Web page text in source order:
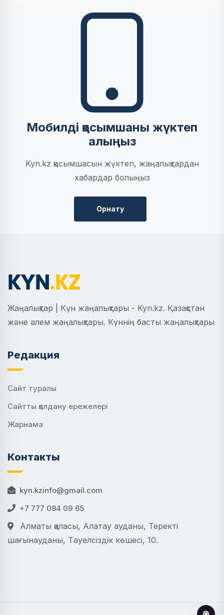
Мобилді қосымшаны жүктеп
алыңыз
Kyn.kz қосымшасын жүктеп, жаңалықтардан
хабардар болыңыз
Орнату
Жаңалықтар | Күн жаңалықтары - Kyn.kz. Қазақстан
және әлем жаңалықтары. Күннің басты жаңалықтары
Редакция
Сайт туралы
Сайтты қолдану ережелері
Жарнама
Контакты
kyn.kzinfo@gmail.com
+7 777 084 09 65
Алматы қаласы, Алатау ауданы, Теректі
шағынауданы, Тәуелсіздік көшесі, 10.